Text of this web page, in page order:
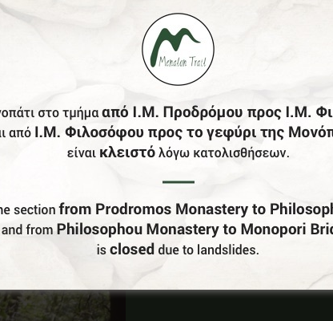
Έχεις Επιχείρηση Στο Δήμο Γορτυνίας;
Γίνε Συνεργάτης Μας